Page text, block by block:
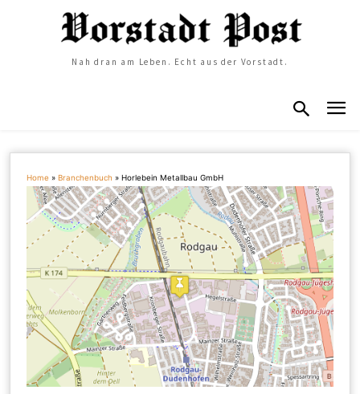
Nah dran am Leben. Echt aus der Vorstadt.
Home »Branchenbuch »Horlebein Metallbau GmbH